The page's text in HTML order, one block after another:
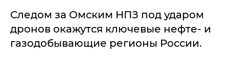
Следом за Омским НПЗ под ударом
дронов окажутся ключевые нефте- и
газодобывающие регионы России.